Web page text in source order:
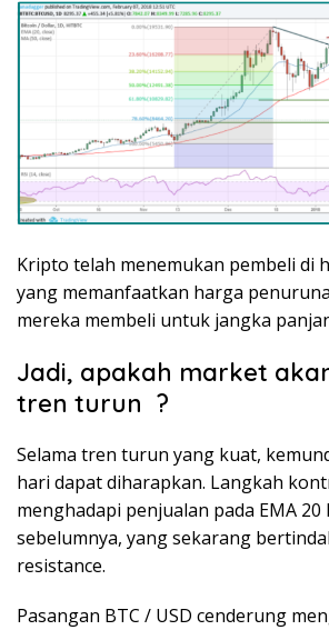
Kripto telah menemukan pembeli di
yang memanfaatkan harga
mereka membeli untuk jangka
Jadi, apakah market
tren turun ?
Selama tren turun yang kuat,
hari dapat diharapkan. Langkah
menghadapi penjualan pada EMA
sebelumnya, yang sekarang
resistance.
Pasangan BTC / USD cenderung